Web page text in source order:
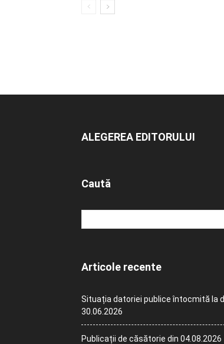
ALEGEREA EDITORULUI
Caută
Articole recente
Situația datoriei publice întocmită la
30.06.2026
Publicații de căsătorie din 04.08.2026